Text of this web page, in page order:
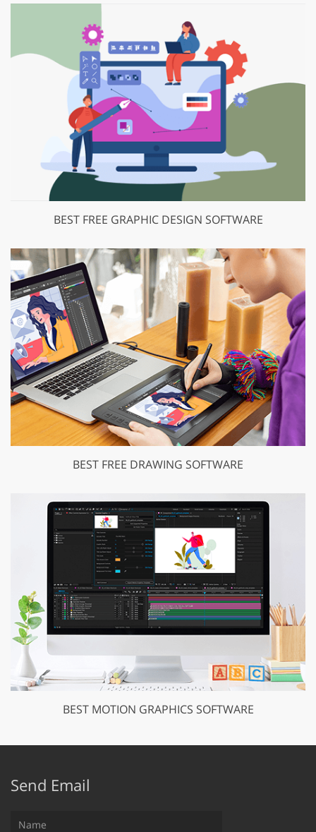
BEST FREE GRAPHIC DESIGN SOFTWARE
BEST FREE DRAWING SOFTWARE
BEST MOTION GRAPHICS SOFTWARE
Send Email